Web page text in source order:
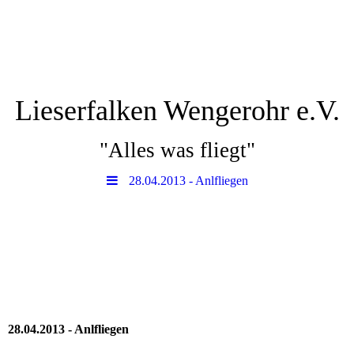
Lieserfalken Wengerohr e.V.
"Alles was fliegt"
28.04.2013 - Anlfliegen
28.04.2013 - Anlfliegen